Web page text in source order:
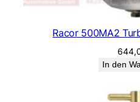
Racor 500MA2
In den